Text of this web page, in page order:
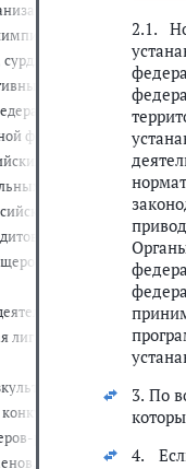
комитет РФ
федерации
федерации
спортивных
спортивных
спортивных
спортивных
в области
мероприятий,
в связи с
распорядителей при
не имеющих права
2.1.
3. По
4.